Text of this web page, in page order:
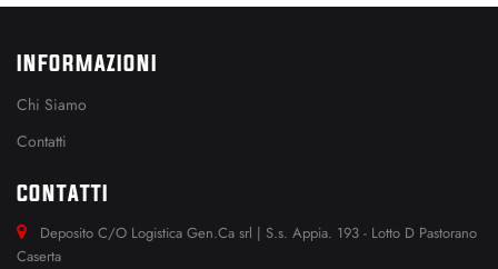
INFORMAZIONI
Chi Siamo
Contatti
CONTATTI
Deposito C/O Logistica Gen.Ca srl | S.s. Appia. 193 - Lotto D Pastorano
Caserta